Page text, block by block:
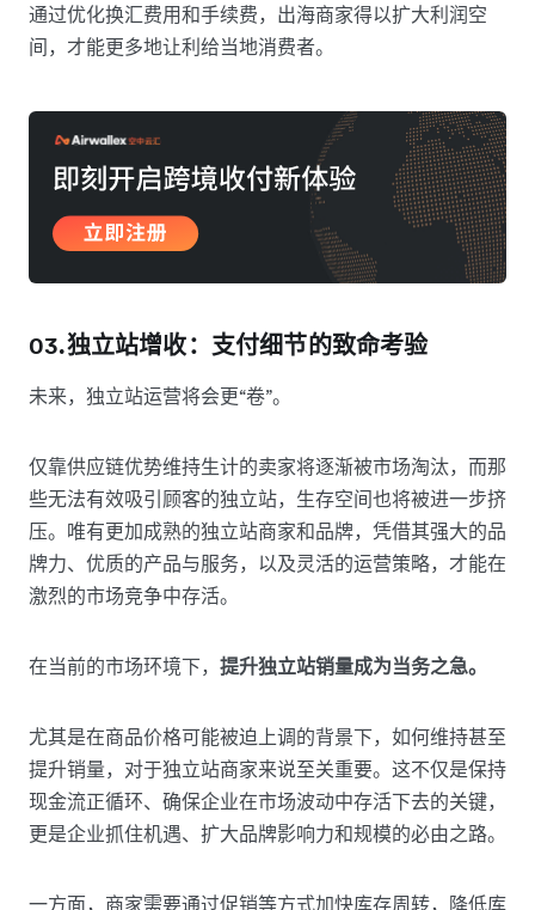
通过优化换汇费用和手续费，出海商家得以扩大利润空
间，才能更多地让利给当地消费者。
03.独立站增收：支付细节的致命考验
未来，独立站运营将会更“卷”。
仅靠供应链优势维持生计的卖家将逐渐被市场淘汰，而那
些无法有效吸引顾客的独立站，生存空间也将被进一步挤
压。唯有更加成熟的独立站商家和品牌，凭借其强大的品
牌力、优质的产品与服务，以及灵活的运营策略，才能在
激烈的市场竞争中存活。
在当前的市场环境下， 提升独立站销量成为当务之急。
尤其是在商品价格可能被迫上调的背景下，如何维持甚至
提升销量，对于独立站商家来说至关重要。这不仅是保持
现金流正循环、确保企业在市场波动中存活下去的关键，
更是企业抓住机遇、扩大品牌影响力和规模的必由之路。
一方面，商家需要通过促销等方式加快库存周转，降低库